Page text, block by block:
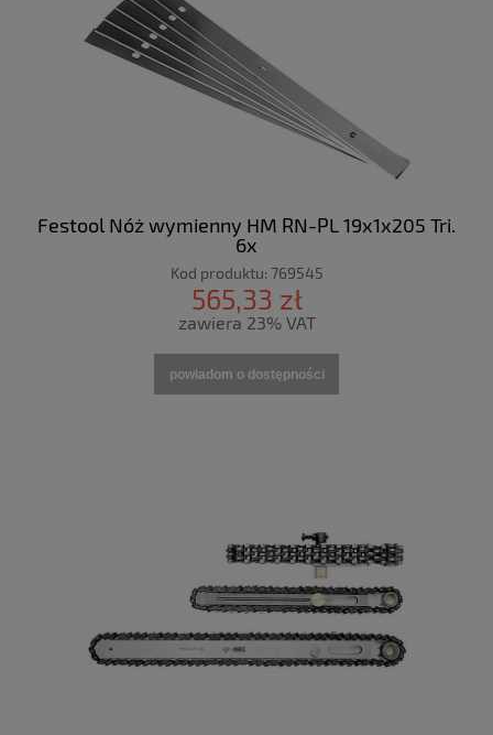
Festool Nóż wymienny HM RN-PL 19x1x205 Tri.
6x
Kod produktu: 769545
565,33 zł
zawiera 23% VAT
powiadom o dostępności